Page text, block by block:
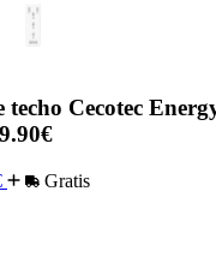
Cecotec
Gratis